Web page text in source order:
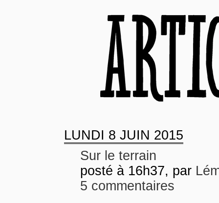
LUNDI 8 JUIN 2015
Sur le terrain
posté à 16h37, par
5 commentaires